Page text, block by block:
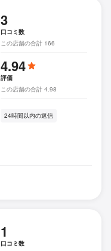
3
口コミ数
この店舗の合計 166
4.94
評価
この店舗の合計 4.98
24時間以内の返信
1
口コミ数